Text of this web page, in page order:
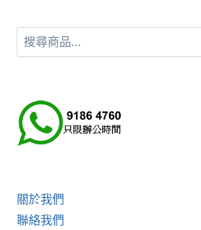
搜
尋
關於我們
聯絡我們